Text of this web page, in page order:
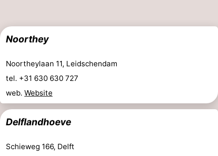
Stationnement
Adresses
Médicales
Région
Hollande-
Septentrionale
-
Nature
Schoorlse
-
Bergen
-
Noorthey
Noortheylaan 11, Leidschendam
tel. +31 630 630 727
web. Website
Delflandhoeve
Schieweg 166, Delft